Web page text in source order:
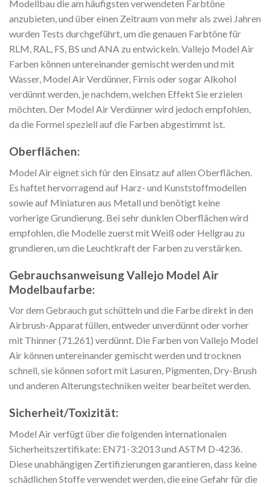
Modellbau die am häufigsten verwendeten Farbtöne
anzubieten, und über einen Zeitraum von mehr als zwei Jahren
wurden Tests durchgeführt, um die genauen Farbtöne für
RLM, RAL, FS, BS und ANA zu entwickeln. Vallejo Model Air
Farben können untereinander gemischt werden und mit
Wasser, Model Air Verdünner, Firnis oder sogar Alkohol
verdünnt werden, je nachdem, welchen Effekt Sie erzielen
möchten. Der Model Air Verdünner wird jedoch empfohlen,
da die Formel speziell auf die Farben abgestimmt ist.
Oberflächen:
Model Air eignet sich für den Einsatz auf allen Oberflächen.
Es haftet hervorragend auf Harz- und Kunststoffmodellen
sowie auf Miniaturen aus Metall und benötigt keine
vorherige Grundierung. Bei sehr dunklen Oberflächen wird
empfohlen, die Modelle zuerst mit Weiß oder Hellgrau zu
grundieren, um die Leuchtkraft der Farben zu verstärken.
Gebrauchsanweisung Vallejo Model Air
Modelbaufarbe:
Vor dem Gebrauch gut schütteln und die Farbe direkt in den
Airbrush-Apparat füllen, entweder unverdünnt oder vorher
mit Thinner (71.261) verdünnt. Die Farben von Vallejo Model
Air können untereinander gemischt werden und trocknen
schnell, sie können sofort mit Lasuren, Pigmenten, Dry-Brush
und anderen Alterungstechniken weiter bearbeitet werden.
Sicherheit/Toxizität:
Model Air verfügt über die folgenden internationalen
Sicherheitszertifikate: EN71-3:2013 und ASTM D-4236.
Diese unabhängigen Zertifizierungen garantieren, dass keine
schädlichen Stoffe verwendet werden, die eine Gefahr für die